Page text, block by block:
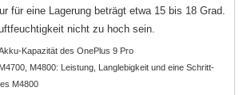
für eine Lagerung beträgt etwa 15 bis 18 Grad.
nicht zu hoch sein.
Kapazität des OnePlus 9 Pro
M4800: Leistung, Langlebigkeit und eine Schritt-
M4800